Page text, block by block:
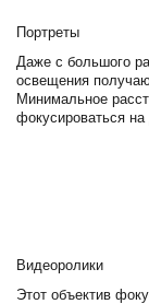
Портреты
Даже с большого
освещения
Минимальное
фокусироваться на
Видеоролики
Этот объектив